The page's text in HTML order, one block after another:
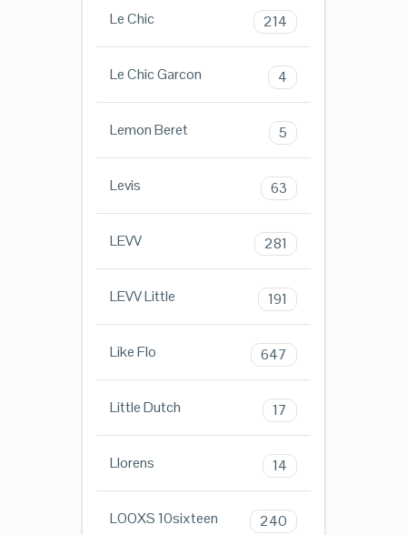
Le Chic 214
Le Chic Garcon 4
Lemon Beret 5
Levis 63
LEVV 281
LEVV Little 191
Like Flo 647
Little Dutch 17
Llorens 14
LOOXS 10sixteen 240